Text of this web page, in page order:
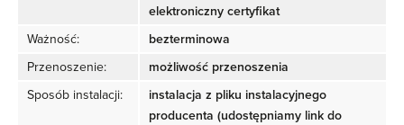
elektroniczny certyfikat
Ważność:
bezterminowa
Przenoszenie:
możliwość przenoszenia
Sposób instalacji:
instalacja z pliku instalacyjnego
producenta (udostępniamy link do